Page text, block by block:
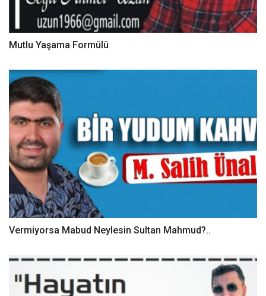
Mutlu Yaşama Formülü
Vermiyorsa Mabud Neylesin Sultan Mahmud?..